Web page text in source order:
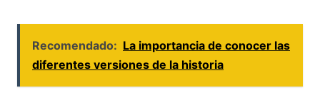
Recomendado: La importancia de conocer las
diferentes versiones de la historia